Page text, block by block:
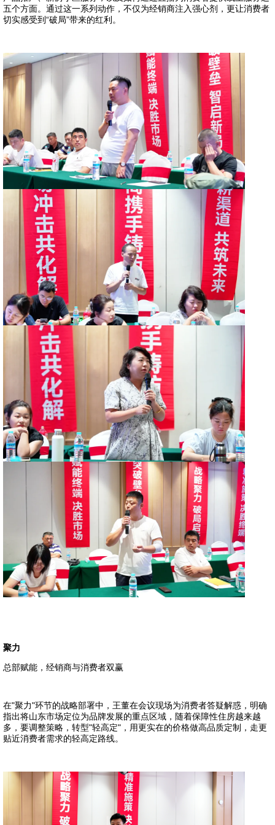
五个方面。通过这一系列动作，不仅为经销商注入强心剂，更让消费者
切实感受到“破局”带来的红利。
聚力
总部赋能，经销商与消费者双赢
在"聚力"环节的战略部署中，王董在会议现场为消费者答疑解惑，明确
指出将山东市场定位为品牌发展的重点区域，随着保障性住房越来越
多，要调整策略，转型"轻高定"，用更实在的价格做高品质定制， 走更
贴近消费者需求的轻高定路线。